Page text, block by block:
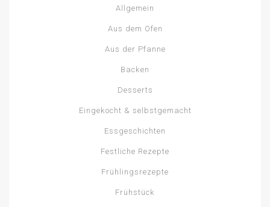
Allgemein
Aus dem Ofen
Aus der Pfanne
Backen
Desserts
Eingekocht & selbstgemacht
Essgeschichten
Festliche Rezepte
Frühlingsrezepte
Frühstück